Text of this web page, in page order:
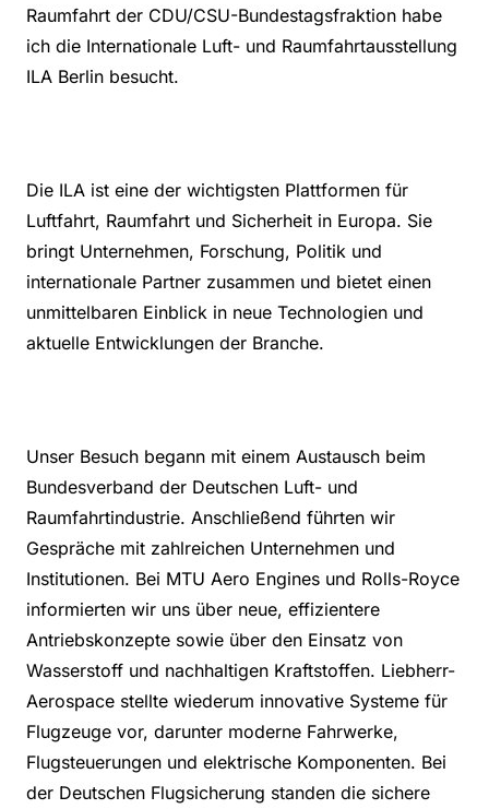
Raumfahrt der CDU/CSU-Bundestagsfraktion habe
ich die Internationale Luft- und Raumfahrtausstellung
ILA Berlin besucht.
Die ILA ist eine der wichtigsten Plattformen für
Luftfahrt, Raumfahrt und Sicherheit in Europa. Sie
bringt Unternehmen, Forschung, Politik und
internationale Partner zusammen und bietet einen
unmittelbaren Einblick in neue Technologien und
aktuelle Entwicklungen der Branche.
Unser Besuch begann mit einem Austausch beim
Bundesverband der Deutschen Luft- und
Raumfahrtindustrie. Anschließend führten wir
Gespräche mit zahlreichen Unternehmen und
Institutionen. Bei MTU Aero Engines und Rolls-Royce
informierten wir uns über neue, effizientere
Antriebskonzepte sowie über den Einsatz von
Wasserstoff und nachhaltigen Kraftstoffen. Liebherr-
Aerospace stellte wiederum innovative Systeme für
Flugzeuge vor, darunter moderne Fahrwerke,
Flugsteuerungen und elektrische Komponenten. Bei
der Deutschen Flugsicherung standen die sichere